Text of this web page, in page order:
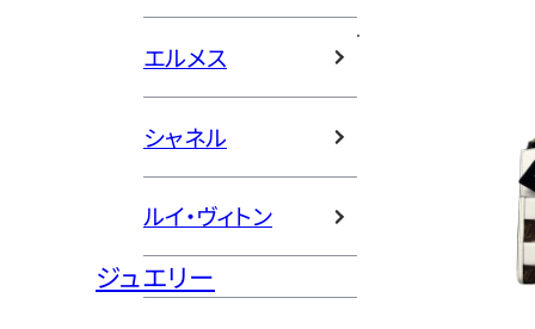
エルメス
シャネル
ルイ・ヴィトン
ジュエリー